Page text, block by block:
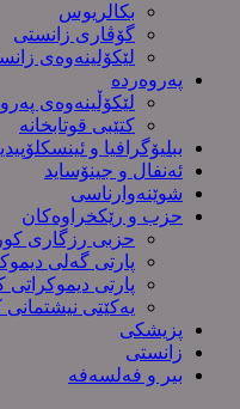
بکالریوس
گۆڤاری زانستی
لێکۆلینەوەی
پەروەردە
لێکۆڵینەوەی
کتێبی قوتابخانە
ببلیۆگرافیا و
ئەنفال و جینۆساید
شوێنەوارناسی
حزب و رێکخراوەکان
حزبی رزگاری
پارتی گەلی
پارتی
یەکێتی
پزیشکی
زانستی
بیر و فەلسەفە